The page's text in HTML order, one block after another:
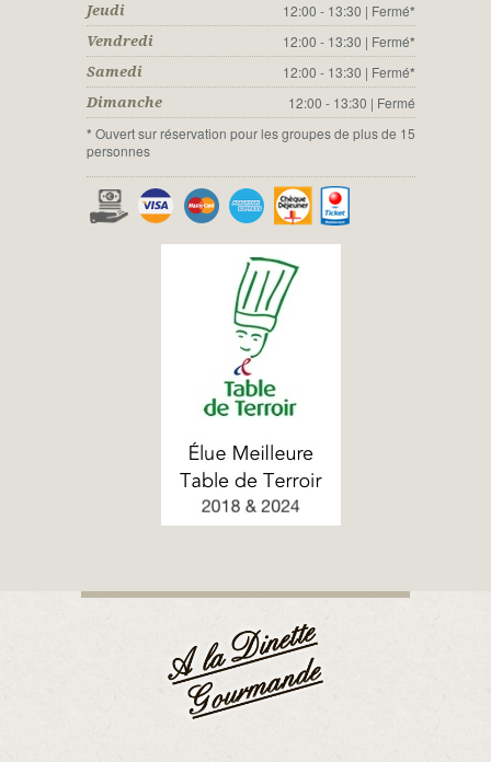
Jeudi 12:00 - 13:30 | Fermé*
Vendredi 12:00 - 13:30 | Fermé*
Samedi 12:00 - 13:30 | Fermé*
Dimanche 12:00 - 13:30 | Fermé
* Ouvert sur réservation pour les groupes de plus de 15
personnes